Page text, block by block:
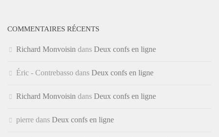
COMMENTAIRES RÉCENTS
Richard Monvoisin dans Deux confs en ligne
Éric - Contrebasso dans Deux confs en ligne
Richard Monvoisin dans Deux confs en ligne
pierre dans Deux confs en ligne